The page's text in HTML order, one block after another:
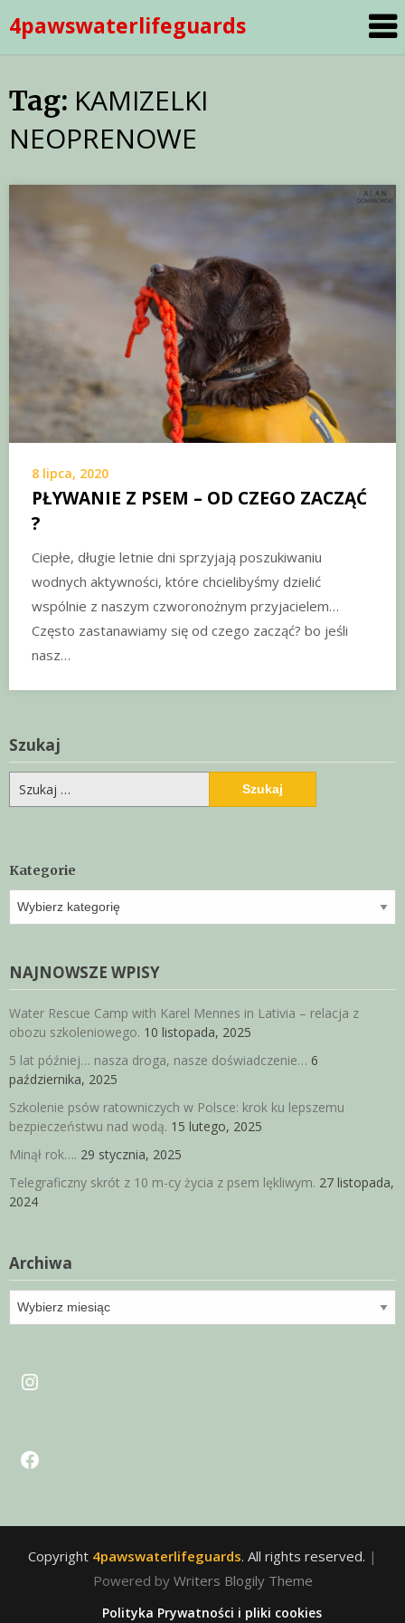
to
content
4pawswaterlifeguards
Tag: KAMIZELKI
NEOPRENOWE
8 lipca, 2020
PŁYWANIE Z PSEM – OD CZEGO ZACZĄĆ
?
Ciepłe, długie letnie dni sprzyjają poszukiwaniu
wodnych aktywności, które chcielibyśmy dzielić
wspólnie z naszym czworonożnym przyjacielem…
Często zastanawiamy się od czego zacząć? bo jeśli
nasz…
Szukaj
Szukaj:
Kategorie
Kategorie
NAJNOWSZE WPISY
Water Rescue Camp with Karel Mennes in Lativia – relacja z
obozu szkoleniowego. 10 listopada, 2025
5 lat później… nasza droga, nasze doświadczenie… 6
października, 2025
Szkolenie psów ratowniczych w Polsce: krok ku lepszemu
bezpieczeństwu nad wodą. 15 lutego, 2025
Minął rok…. 29 stycznia, 2025
Telegraficzny skrót z 10 m-cy życia z psem lękliwym. 27 listopada,
2024
Archiwa
Archiwa
Instagram
Facebook
Copyright 4pawswaterlifeguards. All rights reserved. |
Powered by Writers Blogily Theme
Polityka Prywatności i pliki cookies